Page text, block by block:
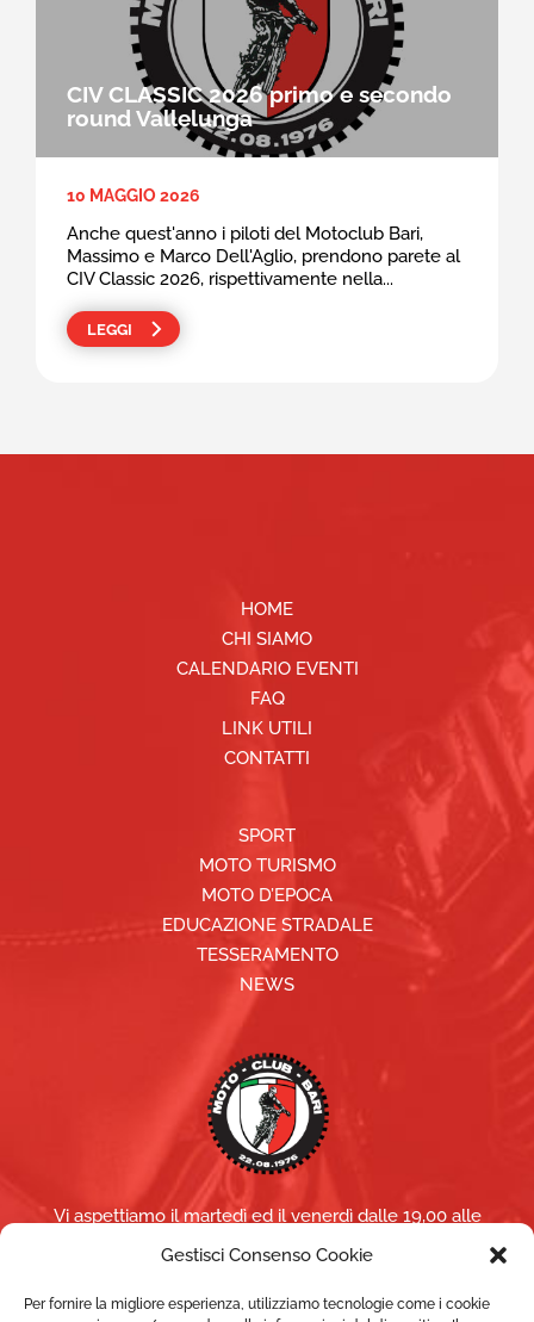
Gestisci Consenso Cookie
Per fornire la migliore esperienza, utilizziamo tecnologie come i cookie
CIV CLASSIC 2026 primo e secondo
round Vallelunga
10 MAGGIO 2026
Anche quest'anno i piloti del Motoclub Bari,
Massimo e Marco Dell'Aglio, prendono parete al
CIV Classic 2026, rispettivamente nella...
LEGGI
HOME
CHI SIAMO
CALENDARIO EVENTI
FAQ
LINK UTILI
CONTATTI
SPORT
MOTO TURISMO
MOTO D’EPOCA
EDUCAZIONE STRADALE
TESSERAMENTO
NEWS
Vi aspettiamo il martedì ed il venerdì dalle 19,00 alle
21,00 (per altri giorni/orari contattaci)
NEL PERIODO ESTIVO(luglio e agosto) saremo aperti